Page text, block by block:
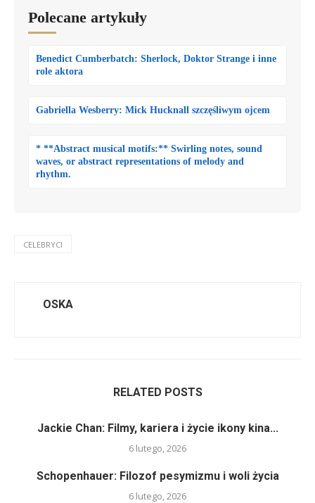
Polecane artykuły
Benedict Cumberbatch: Sherlock, Doktor Strange i inne
role aktora
Gabriella Wesberry: Mick Hucknall szczęśliwym ojcem
* **Abstract musical motifs:** Swirling notes, sound
waves, or abstract representations of melody and
rhythm.
CELEBRYCI
OSKA
RELATED POSTS
Jackie Chan: Filmy, kariera i życie ikony kina...
6 lutego, 2026
Schopenhauer: Filozof pesymizmu i woli życia
6 lutego, 2026